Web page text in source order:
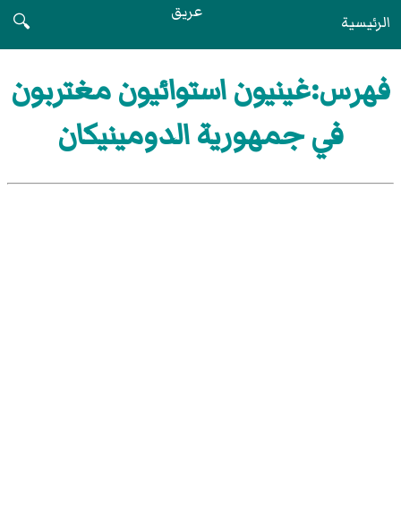
الرئيسية عريق
🔍
فهرس:غينيون استوائيون مغتربون
في جمهورية الدومينيكان